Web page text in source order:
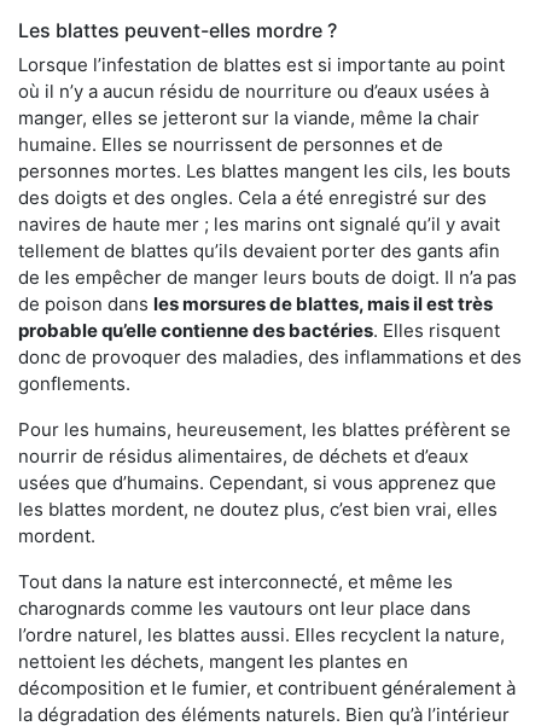
Les blattes peuvent-elles mordre ?
Lorsque l’infestation de blattes est si importante au point
où il n’y a aucun résidu de nourriture ou d’eaux usées à
manger, elles se jetteront sur la viande, même la chair
humaine. Elles se nourrissent de personnes et de
personnes mortes. Les blattes mangent les cils, les bouts
des doigts et des ongles. Cela a été enregistré sur des
navires de haute mer ; les marins ont signalé qu’il y avait
tellement de blattes qu’ils devaient porter des gants afin
de les empêcher de manger leurs bouts de doigt. Il n’a pas
de poison dans les morsures de blattes, mais il est très
probable qu’elle contienne des bactéries. Elles risquent
donc de provoquer des maladies, des inflammations et des
gonflements.
Pour les humains, heureusement, les blattes préfèrent se
nourrir de résidus alimentaires, de déchets et d’eaux
usées que d’humains. Cependant, si vous apprenez que
les blattes mordent, ne doutez plus, c’est bien vrai, elles
mordent.
Tout dans la nature est interconnecté, et même les
charognards comme les vautours ont leur place dans
l’ordre naturel, les blattes aussi. Elles recyclent la nature,
nettoient les déchets, mangent les plantes en
décomposition et le fumier, et contribuent généralement à
la dégradation des éléments naturels. Bien qu’à l’intérieur